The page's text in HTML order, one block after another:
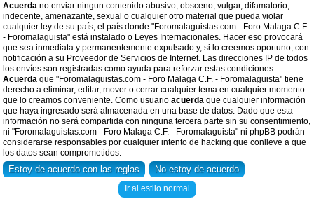
Acuerda no enviar ningun contenido abusivo, obsceno, vulgar, difamatorio,
indecente, amenazante, sexual o cualquier otro material que pueda violar
cualquier ley de su país, el país donde "Foromalaguistas.com - Foro Malaga C.F.
- Foromalaguista" está instalado o Leyes Internacionales. Hacer eso provocará
que sea inmediata y permanentemente expulsado y, si lo creemos oportuno, con
notificación a su Proveedor de Servicios de Internet. Las direcciones IP de todos
los envíos son registradas como ayuda para reforzar estas condiciones.
Acuerda que "Foromalaguistas.com - Foro Malaga C.F. - Foromalaguista" tiene
derecho a eliminar, editar, mover o cerrar cualquier tema en cualquier momento
que lo creamos conveniente. Como usuario acuerda que cualquier información
que haya ingresado será almacenada en una base de datos. Dado que esta
información no será compartida con ninguna tercera parte sin su consentimiento,
ni "Foromalaguistas.com - Foro Malaga C.F. - Foromalaguista" ni phpBB podrán
considerarse responsables por cualquier intento de hacking que conlleve a que
los datos sean comprometidos.
Ir al estilo normal